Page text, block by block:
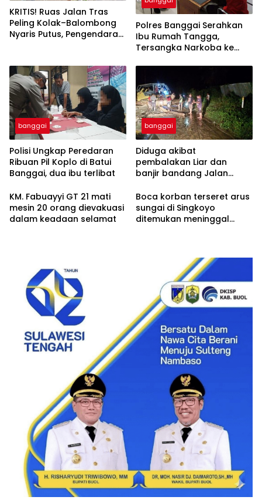
KRITIS! Ruas Jalan Tras
Peling Kolak–Balombong
Nyaris Putus, Pengendara
Polres Banggai Serahkan
Ibu Rumah Tangga,
Tersangka Narkoba ke
banggai
Polisi Ungkap Peredaran
Ribuan Pil Koplo di Batui
Banggai, dua ibu terlibat
banggai
Diduga akibat
pembalakan Liar dan
banjir bandang Jalan
Total di Desa Huhak
KM. Fabuayyi GT 21 mati
mesin 20 orang dievakuasi
dalam keadaan selamat
Boca korban terseret arus
sungai di Singkoyo
ditemukan meninggal